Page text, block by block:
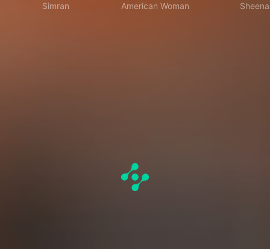
Simran
American Woman
Sheena